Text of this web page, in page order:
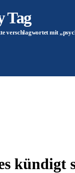
Tag
verschlagwortet mit
kündigt